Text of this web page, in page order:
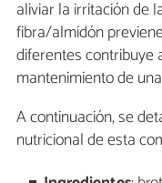
aliviar la irritación de
fibra/almidón
diferentes contribuye
mantenimiento de
A continuación, se
nutricional de esta